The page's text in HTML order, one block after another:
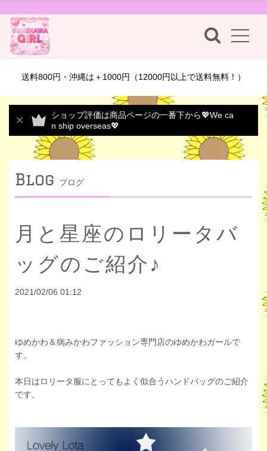
送料800円・沖縄は＋1000円（12000円以上で送料無料！）
ショップ評価は商品ページの一番下から💖We ca
n ship overseas💖
Blog ブログ
月と星座のロリータバ
ッグのご紹介♪
2021/02/06 01:12
ゆめかわ＆病みかわファッション専門店のゆめかわガールで
す。
本日はロリータ服にとってもよく似合うハンドバッグのご紹介
です。